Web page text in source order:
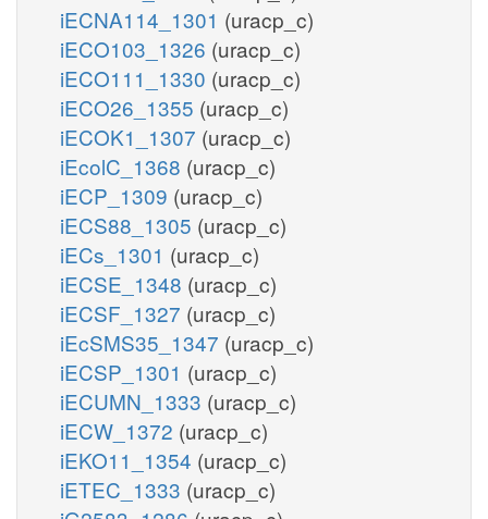
iECNA114_1301 (uracp_c)
iECO103_1326 (uracp_c)
iECO111_1330 (uracp_c)
iECO26_1355 (uracp_c)
iECOK1_1307 (uracp_c)
iEcolC_1368 (uracp_c)
iECP_1309 (uracp_c)
iECS88_1305 (uracp_c)
iECs_1301 (uracp_c)
iECSE_1348 (uracp_c)
iECSF_1327 (uracp_c)
iEcSMS35_1347 (uracp_c)
iECSP_1301 (uracp_c)
iECUMN_1333 (uracp_c)
iECW_1372 (uracp_c)
iEKO11_1354 (uracp_c)
iETEC_1333 (uracp_c)